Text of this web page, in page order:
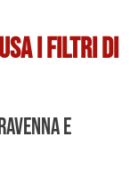
iFILTRI DI
e